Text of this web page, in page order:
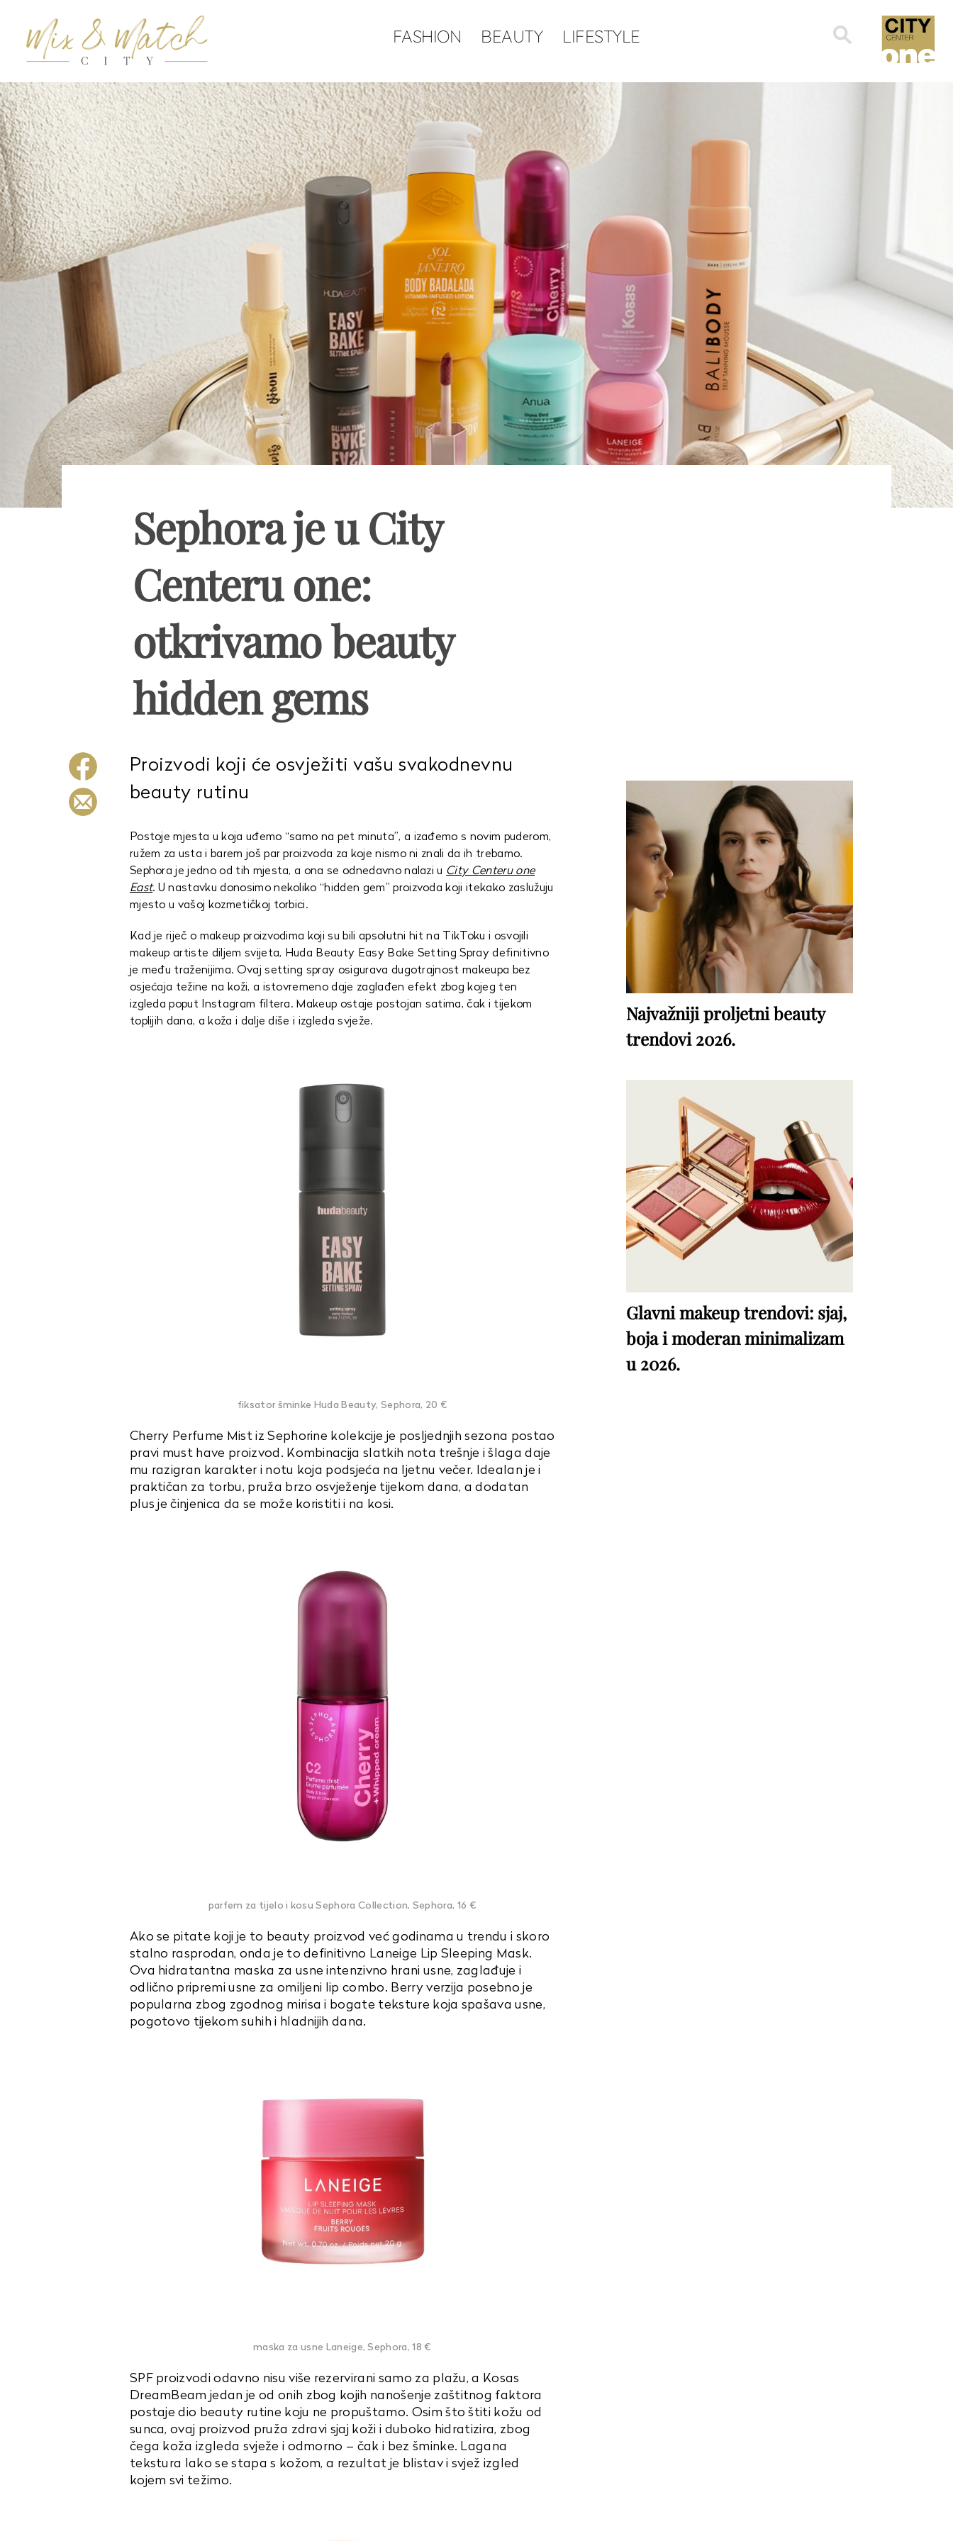
Search
for:
FASHION BEAUTY LIFESTYLE
Sephora je u City
Centeru one:
otkrivamo beauty
hidden gems
Proizvodi koji će osvježiti vašu svakodnevnu
beauty rutinu
Postoje mjesta u koja uđemo “samo na pet minuta”, a izađemo s novim puderom,
ružem za usta i barem još par proizvoda za koje nismo ni znali da ih trebamo.
Sephora je jedno od tih mjesta, a ona se odnedavno nalazi u City Centeru one
East. U nastavku donosimo nekoliko “hidden gem” proizvoda koji itekako zaslužuju
mjesto u vašoj kozmetičkoj torbici.
Kad je riječ o makeup proizvodima koji su bili apsolutni hit na TikToku i osvojili
makeup artiste diljem svijeta, Huda Beauty Easy Bake Setting Spray definitivno
je među traženijima. Ovaj setting spray osigurava dugotrajnost makeupa bez
osjećaja težine na koži, a istovremeno daje zaglađen efekt zbog kojeg ten
izgleda poput Instagram filtera. Makeup ostaje postojan satima, čak i tijekom
toplijih dana, a koža i dalje diše i izgleda svježe.
fiksator šminke Huda Beauty, Sephora, 20 €
Cherry Perfume Mist iz Sephorine kolekcije je posljednjih sezona postao
pravi must have proizvod. Kombinacija slatkih nota trešnje i šlaga daje
mu razigran karakter i notu koja podsjeća na ljetnu večer. Idealan je i
praktičan za torbu, pruža brzo osvježenje tijekom dana, a dodatan
plus je činjenica da se može koristiti i na kosi.
parfem za tijelo i kosu Sephora Collection, Sephora, 16 €
Ako se pitate koji je to beauty proizvod već godinama u trendu i skoro
stalno rasprodan, onda je to definitivno Laneige Lip Sleeping Mask.
Ova hidratantna maska za usne intenzivno hrani usne, zaglađuje i
odlično pripremi usne za omiljeni lip combo. Berry verzija posebno je
popularna zbog zgodnog mirisa i bogate teksture koja spašava usne,
pogotovo tijekom suhih i hladnijih dana.
maska za usne Laneige, Sephora, 18 €
SPF proizvodi odavno nisu više rezervirani samo za plažu, a Kosas
DreamBeam jedan je od onih zbog kojih nanošenje zaštitnog faktora
postaje dio beauty rutine koju ne propuštamo. Osim što štiti kožu od
sunca, ovaj proizvod pruža zdravi sjaj koži i duboko hidratizira, zbog
čega koža izgleda svježe i odmorno – čak i bez šminke. Lagana
tekstura lako se stapa s kožom, a rezultat je blistav i svjež izgled
kojem svi težimo.
Najvažniji proljetni beauty
trendovi 2026.
Glavni makeup trendovi: sjaj,
boja i moderan minimalizam
u 2026.